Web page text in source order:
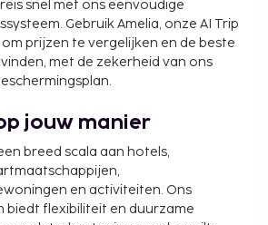
snel met ons eenvoudige
Gebruik Amelia, onze AI Trip
om prijzen te vergelijken en de beste
met de zekerheid van ons
jouw manier
breed scala aan hotels,
en activiteiten. Ons
biedt flexibiliteit en duurzame